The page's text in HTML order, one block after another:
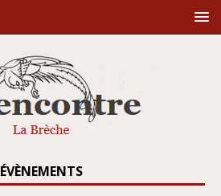
ÉVÈNEMENTS